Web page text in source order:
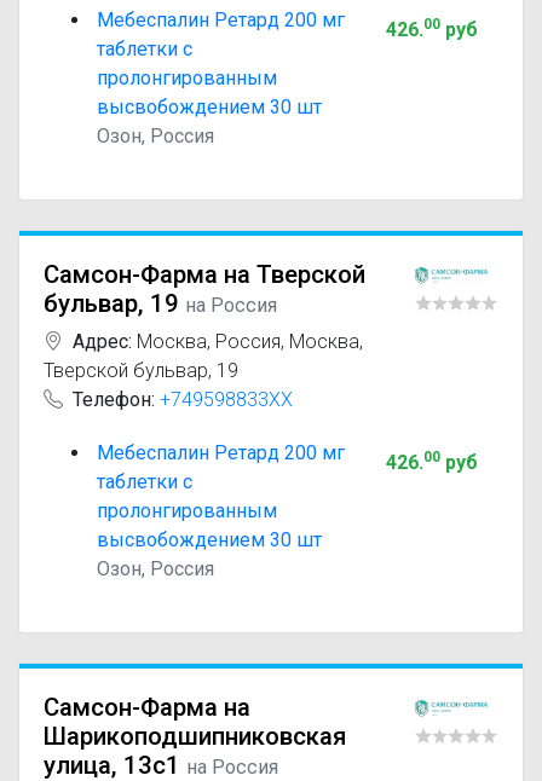
Мебеспалин Ретард 200 мг
таблетки с
пролонгированным
высвобождением 30 шт
Озон, Россия
426.00руб
Самсон-Фарма на Тверской
бульвар, 19 на Россия
Адрес: Москва, Россия, Москва,
Тверской бульвар, 19
Телефон: +749598833XX
Мебеспалин Ретард 200 мг
таблетки с
пролонгированным
высвобождением 30 шт
Озон, Россия
426.00руб
Самсон-Фарма на
Шарикоподшипниковская
улица, 13с1 на Россия